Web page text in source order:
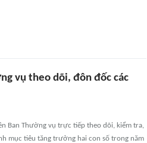
vụ theo dõi, đôn đốc các
Ban Thường vụ trực tiếp theo dõi, kiểm tra,
mục tiêu tăng trưởng hai con số trong năm